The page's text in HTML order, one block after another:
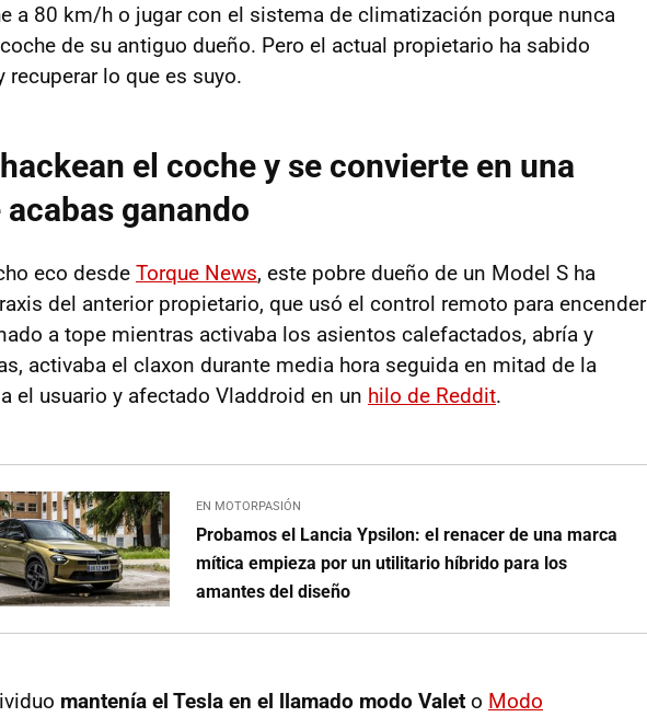
a 80 km/h o jugar con el sistema de climatización porque nunca
de su antiguo dueño. Pero el actual propietario ha sabido
recuperar lo que es suyo.
el coche y se convierte en una
ganando
eco desde Torque News, este pobre dueño de un Model S ha
del anterior propietario, que usó el control remoto para encender
a tope mientras activaba los asientos calefactados, abría y
activaba el claxon durante media hora seguida en mitad de la
el usuario y afectado Vladdroid en un hilo de Reddit.
EN MOTORPASIÓN
Probamos el Lancia Ypsilon: el renacer de una marca
mítica empieza por un utilitario híbrido para los
amantes del diseño
mantenía el Tesla en el llamado modo Valet o Modo